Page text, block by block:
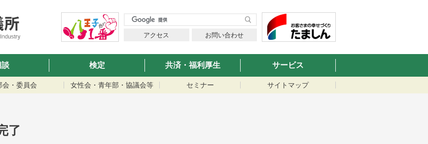
アクセス お問い合わせ
検定 共済・福利厚生 サービス
会・委員会 女性会・青年部・協議会等 セミナー サイトマップ
了